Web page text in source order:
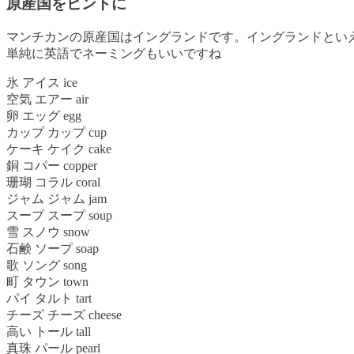
原産国をヒントに
マンチカンの原産国はイングランドです。イングランドとい
単純に英語でネーミングもいいですね
氷 アイス ice
空気 エアー air
卵 エッグ egg
カップ カップ cup
ケーキ ケイク cake
銅 コパー copper
珊瑚 コラル coral
ジャム ジャム jam
スープ スープ soup
雪 スノウ snow
石鹸 ソープ soap
歌 ソング song
町 タウン town
パイ タルト tart
チーズ チーズ cheese
高い トール tall
真珠 パール pearl